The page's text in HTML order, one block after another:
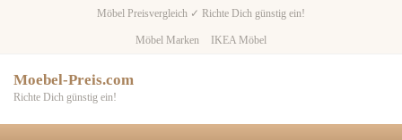
Möbel Preisvergleich ✓ Richte Dich günstig ein!
Möbel Marken IKEA Möbel
Moebel-Preis.com
Richte Dich günstig ein!